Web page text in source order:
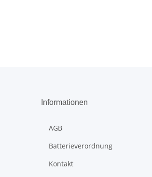
Informationen
AGB
Batterieverordnung
Kontakt